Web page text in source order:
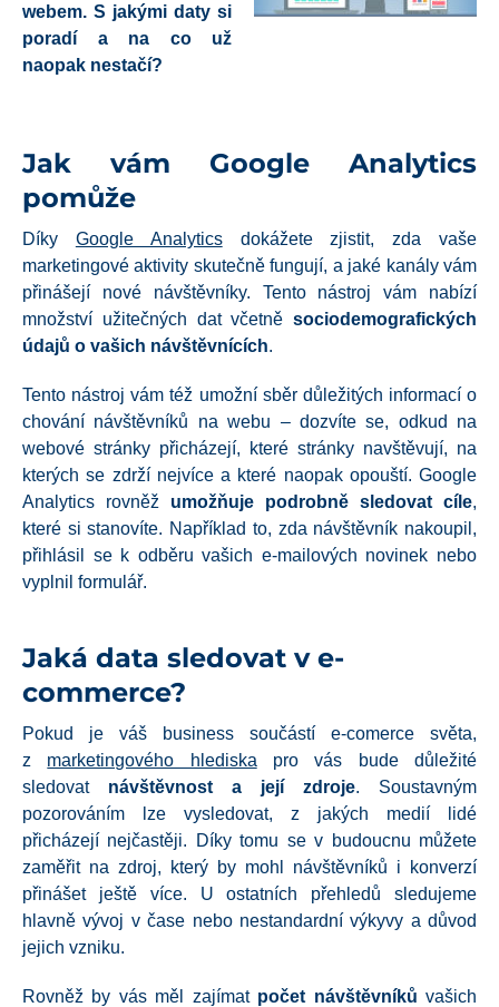
webem. S jakými daty si
poradí a na co už
naopak nestačí?
Jak vám Google Analytics
pomůže
Díky Google Analyticsdokážete zjistit, zda vaše
marketingové aktivity skutečně fungují, a jaké kanály vám
přinášejí nové návštěvníky. Tento nástroj vám nabízí
množství užitečných dat včetně sociodemografických
údajů o vašich návštěvnících.
Tento nástroj vám též umožní sběr důležitých informací o
chování návštěvníků na webu – dozvíte se, odkud na
webové stránky přicházejí, které stránky navštěvují, na
kterých se zdrží nejvíce a které naopak opouští. Google
Analytics rovněž umožňuje podrobně sledovat cíle,
které si stanovíte. Například to, zda návštěvník nakoupil,
přihlásil se k odběru vašich e-mailových novinek nebo
vyplnil formulář.
Jaká data sledovat v e-
commerce?
Pokud je váš business součástí e-comerce světa,
z marketingového hlediska pro vás bude důležité
sledovat návštěvnost a její zdroje. Soustavným
pozorováním lze vysledovat, z jakých medií lidé
přicházejí nejčastěji. Díky tomu se v budoucnu můžete
zaměřit na zdroj, který by mohl návštěvníků i konverzí
přinášet ještě více. U ostatních přehledů sledujeme
hlavně vývoj v čase nebo nestandardní výkyvy a důvod
jejich vzniku.
Rovněž by vás měl zajímat počet návštěvníků vašich